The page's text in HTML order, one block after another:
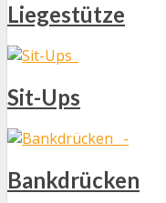
Liegestütze
Sit-Ups
Bankdrücken